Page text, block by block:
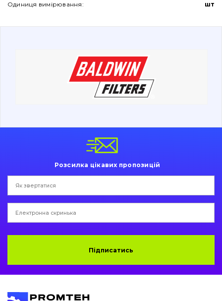
Вакансії
Фільтри та мастильні матеріали
Захист (ковша, адаптера)
Пальці та Втулки
Гідравліка
написати
листа
Одиниця вимірювання: шт
Розсилка цікавих пропозицій
Підписатись